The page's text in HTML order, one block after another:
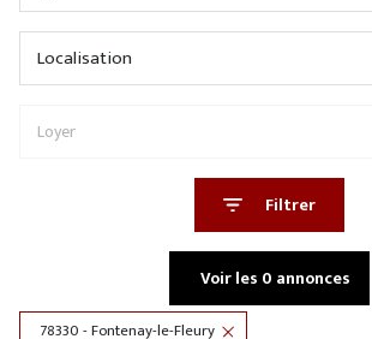
Localisation
Loyer
Filtrer
Voir les 0 annonces
78330 - Fontenay-le-Fleury